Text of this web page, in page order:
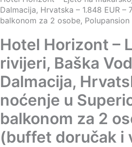
Dalmacija, Hrvatska – 1.848 EUR
balkonom za 2 osobe,
Hotel Horizont –
rivijeri, Baška
Dalmacija,
noćenje u
balkonom za 2
(buffet doručak i